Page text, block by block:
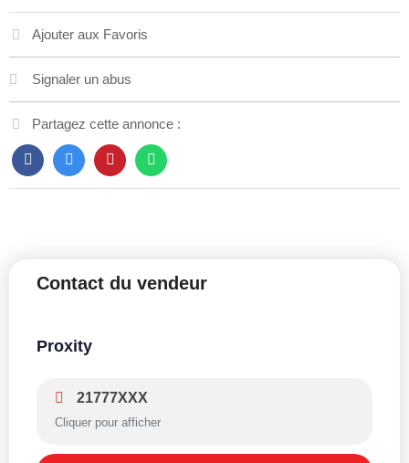
Ajouter aux Favoris
Signaler un abus
Partagez cette annonce :
Contact du vendeur
Proxity
21777XXX
Cliquer pour afficher